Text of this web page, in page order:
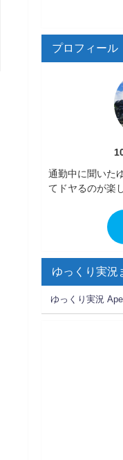
プロフィール
通勤中に聞いた
てドヤるのが楽
ゆっくり実況
ゆっくり実況